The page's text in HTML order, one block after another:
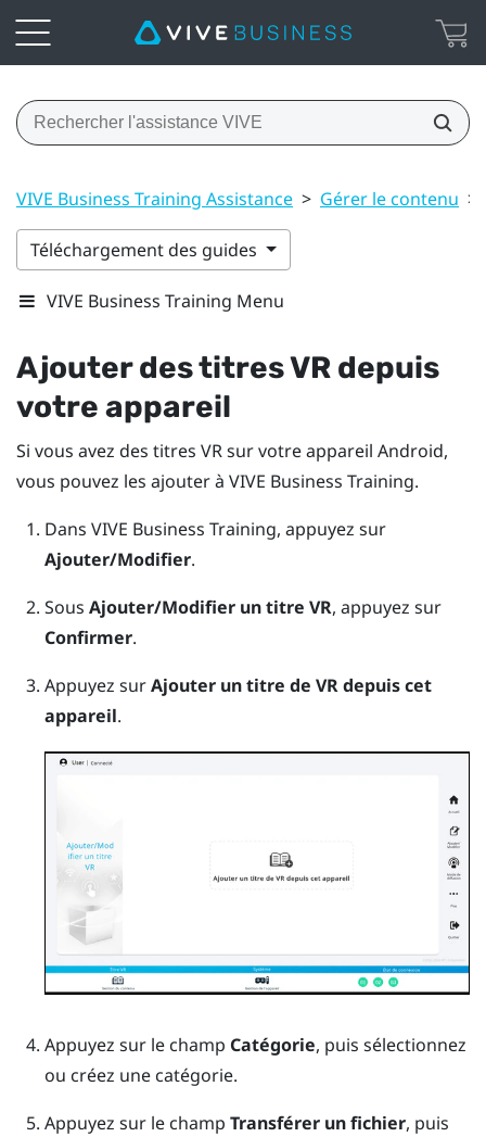
VIVE Business Training Assistance > Gérer le contenu >
Téléchargement des guides
VIVE Business Training Menu
Ajouter des titres VR depuis
votre appareil
Si vous avez des titres VR sur votre appareil Android,
vous pouvez les ajouter à VIVE Business Training.
Dans VIVE Business Training, appuyez sur
Ajouter/Modifier.
Sous Ajouter/Modifier un titre VR, appuyez sur
Confirmer.
Appuyez surAjouter un titre de VR depuis cet
appareil.
Appuyez sur le champ Catégorie, puis sélectionnez
ou créez une catégorie.
Appuyez sur le champ Transférer un fichier, puis